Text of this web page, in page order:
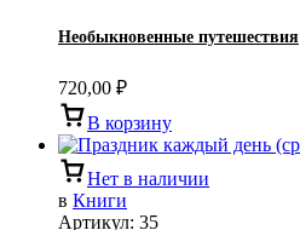
Необыкновенные путешествия
720,00 ₽
В корзину
Нет в наличии
в Книги
Артикул: 35